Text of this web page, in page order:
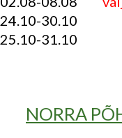
24.10-30.10
25.10-31.10
NORRA